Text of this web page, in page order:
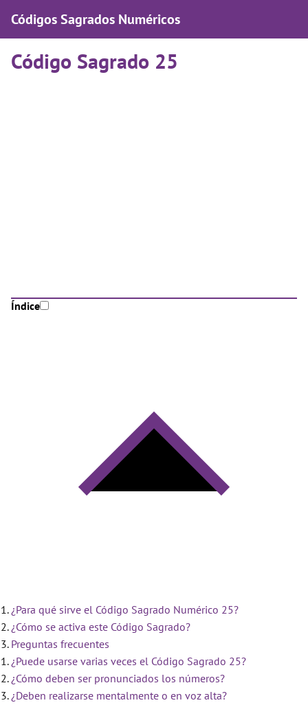
Códigos Sagrados Numéricos
Código Sagrado 25
Índice
¿Para qué sirve el Código Sagrado Numérico 25?
¿Cómo se activa este Código Sagrado?
Preguntas frecuentes
¿Puede usarse varias veces el Código Sagrado 25?
¿Cómo deben ser pronunciados los números?
¿Deben realizarse mentalmente o en voz alta?